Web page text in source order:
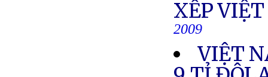
XẾP
2009
VIỆT